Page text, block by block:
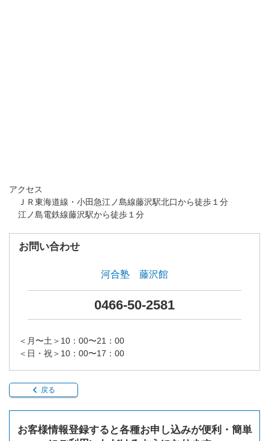
アクセス
ＪＲ東海道線・小田急江ノ島線藤沢駅北口から徒歩１分
江ノ島電鉄線藤沢駅から徒歩１分
お問い合わせ
河合塾 藤沢館
0466-50-2581
＜月〜土＞10：00〜21：00
＜日・祝＞10：00〜17：00
戻る
お客様情報登録すると各種お申し込みが便利・簡単